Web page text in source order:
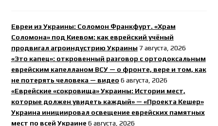
Евреи из Украины: Соломон Франкфурт. «Храм
Соломона» под Киевом: как еврейский учёный
продвигал агроиндустрию Украины 7 августа, 2026
«Это капец»: откровенный разговор с ортодоксальным
еврейским капелланом ВСУ — о фронте, вере и том, как
не потерять человека — видео 6 августа, 2026
«Еврейские «сокровища» Украины: Истории мест,
которые должен увидеть каждый» — «Проекта Кешер»
Украина инициировал освещение еврейских памятных
мест по всей Украине 6 августа, 2026